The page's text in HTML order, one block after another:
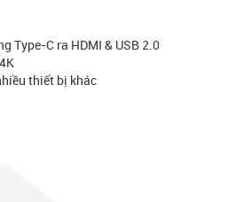
Type-C ra HDMI & USB 2.0
thiết bị khác